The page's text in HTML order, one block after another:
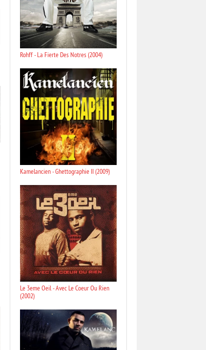
Rohff - La Fierte Des Notres (2004)
Kamelancien - Ghettographie II (2009)
Le 3eme Oeil - Avec Le Coeur Ou Rien
(2002)